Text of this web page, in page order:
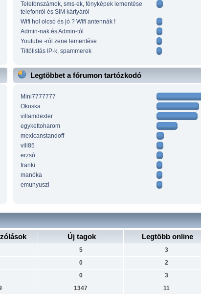
Telefonszámok, sms-ek, fényképek lementése
telefonról és SIM kártyáról
Wifi hol olcsó és jó ? Wifi antennák !
Admin-nak és Admin-tól
Youtube -ról zene lementése
Tiltólistás IP-k, spammerek
Legtöbbet a fórumon tartózkodó
Mini7777777
Okoska
villamdexter
egykettoharom
mexicanstandoff
vili85
erzsó
franki
manóka
emunyuszi
Új tagok Legtöbb online
5 3
0 2
0 3
1347 11